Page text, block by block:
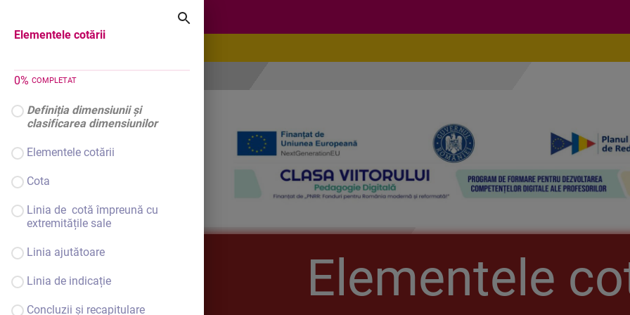
Elementele cotării
0% COMPLETAT
Definiția dimensiunii și
clasificarea dimensiunilor
Elementele cotării
Cota
Linia de cotă împreună cu
extremitățile sale
Linia ajutătoare
Linia de indicație
Concluzii și recapitulare
Elementele